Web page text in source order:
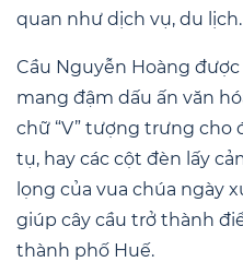
quan như dịch vụ, du lịch.
Cầu Nguyễn Hoàng
mang đậm dấu ấn văn
chữ “V” tượng trưng cho
tụ, hay các cột đèn lấy
lọng của vua chúa ngày
giúp cây cầu trở thành
thành phố Huế.